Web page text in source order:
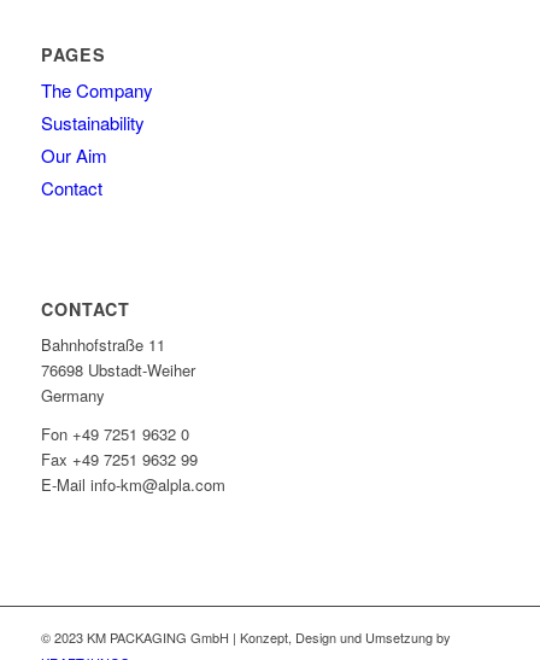
PAGES
The Company
Sustainability
Our Aim
Contact
CONTACT
Bahnhofstraße 11
76698 Ubstadt-Weiher
Germany
Fon +49 7251 9632 0
Fax +49 7251 9632 99
E-Mail info-km@alpla.com
© 2023 KM PACKAGING GmbH | Konzept, Design und Umsetzung by